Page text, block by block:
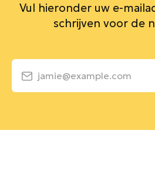
Vul hieronder uw e-
schrijven voor de
jamie@example.com